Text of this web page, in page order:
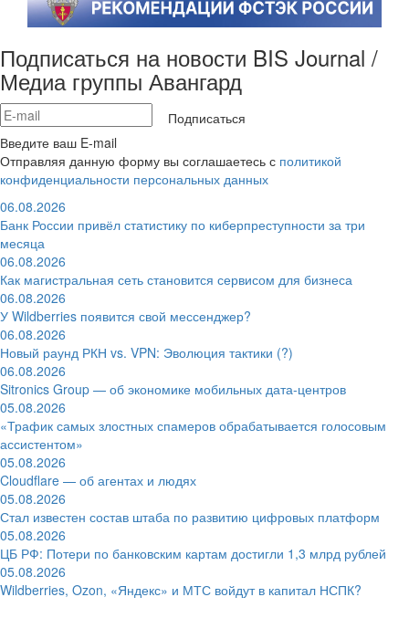
Подписаться на новости BIS Journal /
Медиа группы Авангард
Подписаться
Введите ваш E-mail
Отправляя данную форму вы соглашаетесь с политикой
конфиденциальности персональных данных
06.08.2026
Банк России привёл статистику по киберпреступности за три
месяца
06.08.2026
Как магистральная сеть становится сервисом для бизнеса
06.08.2026
У Wildberries появится свой мессенджер?
06.08.2026
Новый раунд РКН vs. VPN: Эволюция тактики (?)
06.08.2026
Sitronics Group — об экономике мобильных дата-центров
05.08.2026
«Трафик самых злостных спамеров обрабатывается голосовым
ассистентом»
05.08.2026
Cloudflare — об агентах и людях
05.08.2026
Стал известен состав штаба по развитию цифровых платформ
05.08.2026
ЦБ РФ: Потери по банковским картам достигли 1,3 млрд рублей
05.08.2026
Wildberries, Ozon, «Яндекс» и МТС войдут в капитал НСПК?